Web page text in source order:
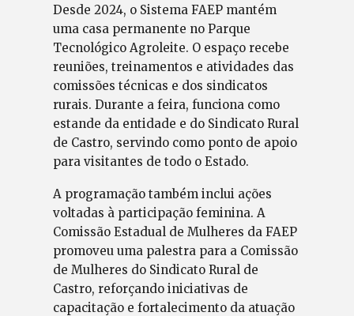
Desde 2024, o Sistema FAEP mantém
uma casa permanente no Parque
Tecnológico Agroleite. O espaço recebe
reuniões, treinamentos e atividades das
comissões técnicas e dos sindicatos
rurais. Durante a feira, funciona como
estande da entidade e do Sindicato Rural
de Castro, servindo como ponto de apoio
para visitantes de todo o Estado.
A programação também inclui ações
voltadas à participação feminina. A
Comissão Estadual de Mulheres da FAEP
promoveu uma palestra para a Comissão
de Mulheres do Sindicato Rural de
Castro, reforçando iniciativas de
capacitação e fortalecimento da atuação